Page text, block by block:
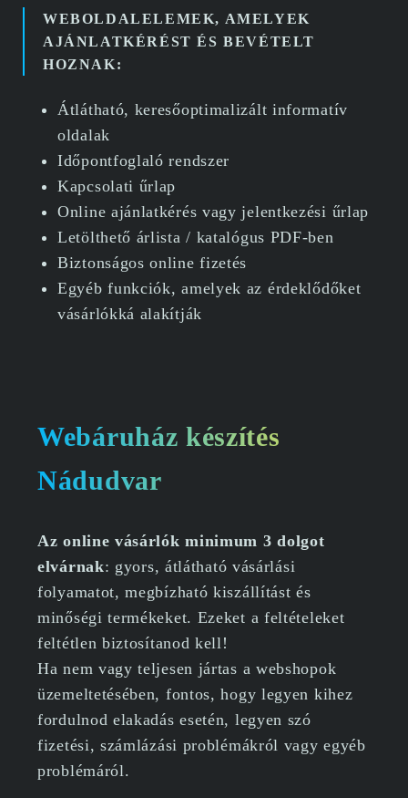
WEBOLDALELEMEK, AMELYEK
AJÁNLATKÉRÉST ÉS BEVÉTELT
HOZNAK:
Átlátható, keresőoptimalizált informatív
oldalak
Időpontfoglaló rendszer
Kapcsolati űrlap
Online ajánlatkérés vagy jelentkezési űrlap
Letölthető árlista / katalógus PDF-ben
Biztonságos online fizetés
Egyéb funkciók, amelyek az érdeklődőket
vásárlókká alakítják
Webáruház készítés
Nádudvar
Az online vásárlók minimum 3 dolgot
elvárnak: gyors, átlátható vásárlási
folyamatot, megbízható kiszállítást és
minőségi termékeket. Ezeket a feltételeket
feltétlen biztosítanod kell!
Ha nem vagy teljesen jártas a webshopok
üzemeltetésében, fontos, hogy legyen kihez
fordulnod elakadás esetén, legyen szó
fizetési, számlázási problémákról vagy egyéb
problémáról.